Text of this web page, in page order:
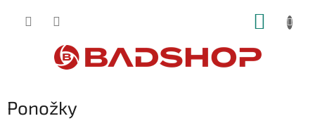
Ponožky